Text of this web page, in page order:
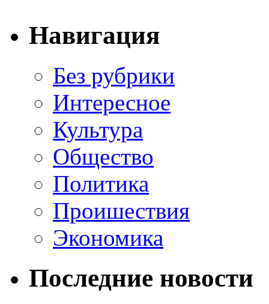
Навигация
Без рубрики
Интересное
Культура
Общество
Политика
Проишествия
Экономика
Последние новости